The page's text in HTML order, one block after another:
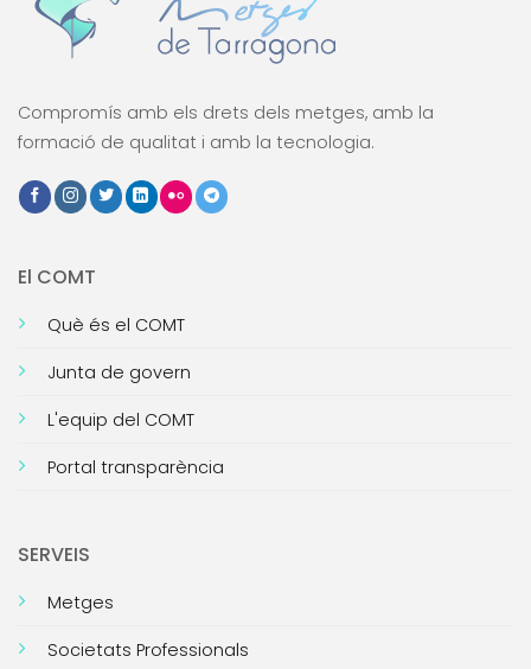
Compromís amb els drets dels metges, amb la
formació de qualitat i amb la tecnologia.
El COMT
Què és el COMT
Junta de govern
L'equip del COMT
Portal transparència
SERVEIS
Metges
Societats Professionals